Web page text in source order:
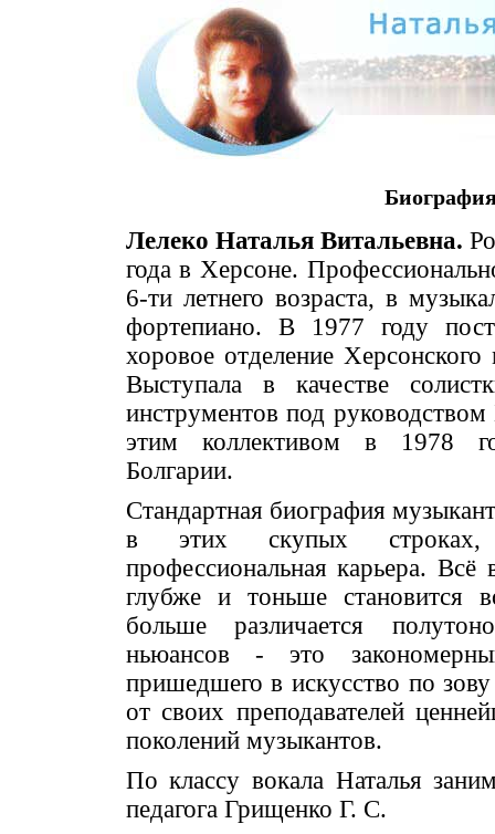
Лелеко Наталья Витальевна.
года в Херсоне.
6-ти летнего возраста, в
фортепиано. В 1977 году
хоровое отделение
Выступала в качестве
инструментов под
этим коллективом в 1978
Болгарии.
Стандартная биография
в этих скупых строках,
профессиональная карьера.
глубже и тоньше становится
больше различается
ньюансов - это
пришедшего в искусство по
от своих преподавателей
поколений музыкантов.
По классу вокала Наталья
педагога Грищенко Г. С.